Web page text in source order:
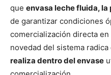
que envasa leche fluida,
de garantizar condiciones
comercialización directa
novedad del sistema radica
realiza dentro del envase